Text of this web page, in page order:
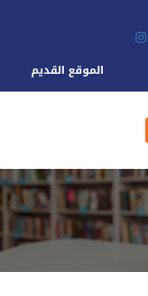
الموقع القديم